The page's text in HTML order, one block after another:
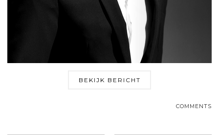
BEKIJK BERICHT
COMMENTS